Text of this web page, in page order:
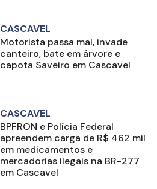
CASCAVEL
Motorista passa mal, invade
canteiro, bate em árvore e
capota Saveiro em Cascavel
CASCAVEL
BPFRON e Polícia Federal
apreendem carga de R$ 462 mil
em medicamentos e
mercadorias ilegais na BR-277
em Cascavel